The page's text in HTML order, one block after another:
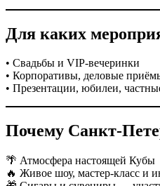
Для каких
• Свадьбы и VIP-вечеринки
• Корпоративы, деловые
• Презентации, юбилеи,
Почему Санкт-
🌴 Атмосфера настоящей Кубы
🔥 Живое шоу, мастер-класс и